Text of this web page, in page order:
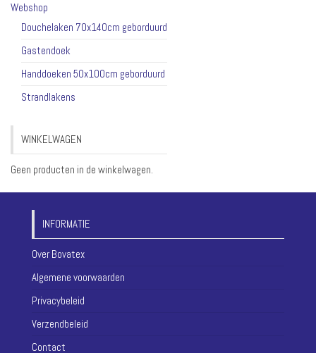
Webshop
Douchelaken 70x140cm geborduurd
Gastendoek
Handdoeken 50x100cm geborduurd
Strandlakens
WINKELWAGEN
Geen producten in de winkelwagen.
INFORMATIE
Over Bovatex
Algemene voorwaarden
Privacybeleid
Verzendbeleid
Contact